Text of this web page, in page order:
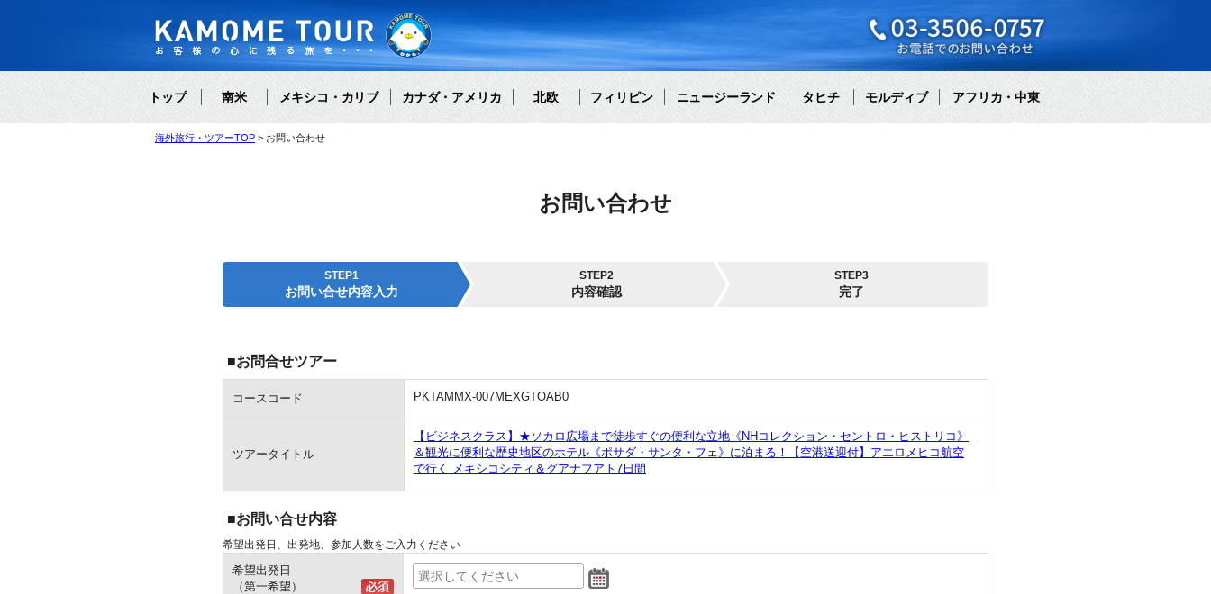
トップ 南米 メキシコ・カリブ カナダ・アメリカ 北欧 フィリピン ニュージーランド タヒチ モルディブ アフリカ・中東
海外旅行・ツアーTOP お問い合わせ
お問い合わせ
STEP1
お問い合せ内容入力
STEP2
内容確認
STEP3
完了
■お問合せツアー
コースコード PKTAMMX-007MEXGTOAB0
ツアータイトル
【ビジネスクラス】★ソカロ広場まで徒歩すぐの便利な立地《NHコレクション・セントロ・ヒストリコ》
＆観光に便利な歴史地区のホテル《ポサダ・サンタ・フェ》に泊まる！【空港送迎付】アエロメヒコ航空
で行く メキシコシティ＆グアナフアト7日間
■お問い合せ内容
希望出発日、出発地、参加人数をご入力ください
希望出発日
（第一希望）